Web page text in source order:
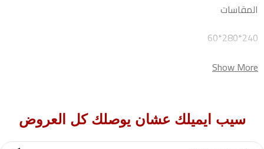
المقاسات
240*280*60
Show More
سيب ايميلك عشان يوصلك كل العروض